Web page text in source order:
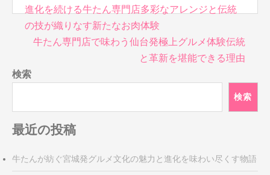
投
稿
ナ
ゲ
ー
ョ
ン
進化を続ける牛たん専門店多彩なアレンジと伝統
の技が織りなす新たなお肉体験
牛たん専門店で味わう仙台発極上グルメ体験伝統
と革新を堪能できる理由
検索
検索
最近の投稿
牛たんが紡ぐ宮城発グルメ文化の魅力と進化を味わい尽くす物語